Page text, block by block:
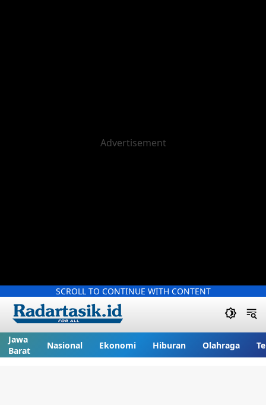
SCROLL TO CONTINUE WITH CONTENT
Jawa
Barat
Nasional Ekonomi Hiburan Olahraga